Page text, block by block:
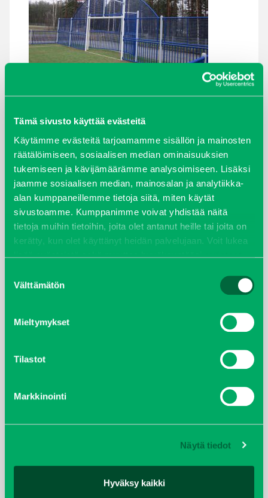
Tämä sivusto käyttää evästeitä
Käytämme evästeitä tarjoamamme sisällön ja mainosten
räätälöimiseen, sosiaalisen median ominaisuuksien
tukemiseen ja kävijämäärämme analysoimiseen. Lisäksi
jaamme sosiaalisen median, mainosalan ja analytiikka-
alan kumppaneillemme tietoja siitä, miten käytät
sivustoamme. Kumppanimme voivat yhdistää näitä
tietoja muihin tietoihin, joita olet antanut heille tai joita on
kerätty, kun olet käyttänyt heidän palvelujaan. Voit lukea
lisää evästeistä sekä muuttaa hyväksyntääsievästeet
valinta
Välttämätön
Mieltymykset
Tilastot
Markkinointi
Näytä tiedot
Hyväksy kaikki
ARKISTOT
maaliskuu 2026
elokuu 2024
syyskuu 2023
joulukuu 2022
joulukuu 2021
lokakuu 2021
kesäkuu 2021
tammikuu 2021